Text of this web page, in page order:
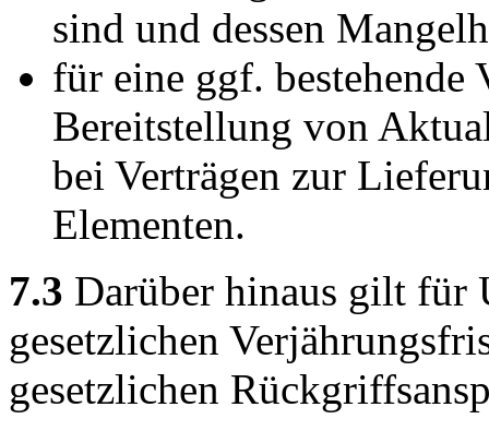
sind und dessen
für eine ggf. bestehende
Bereitstellung von
bei Verträgen zur
Elementen.
7.3 Darüber hinaus gilt für
gesetzlichen
gesetzlichen